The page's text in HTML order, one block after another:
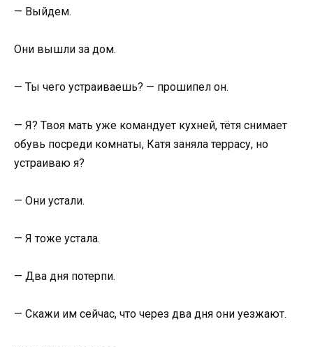
— Выйдем.
Они вышли за дом.
— Ты чего устраиваешь? — прошипел он.
— Я? Твоя мать уже командует кухней, тётя снимает
обувь посреди комнаты, Катя заняла террасу, но
устраиваю я?
— Они устали.
— Я тоже устала.
— Два дня потерпи.
— Скажи им сейчас, что через два дня они уезжают.